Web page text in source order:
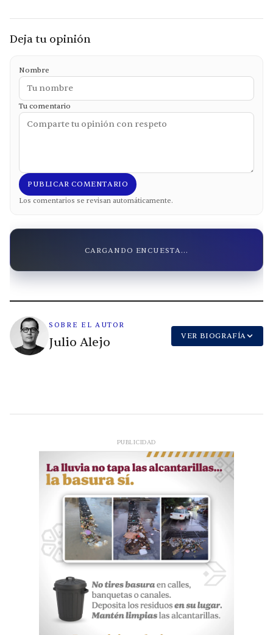
Deja tu opinión
Nombre
Tu comentario
PUBLICAR COMENTARIO
Los comentarios se revisan automáticamente.
CARGANDO ENCUESTA...
SOBRE EL AUTOR
Julio Alejo VER BIOGRAFÍA
PUBLICIDAD